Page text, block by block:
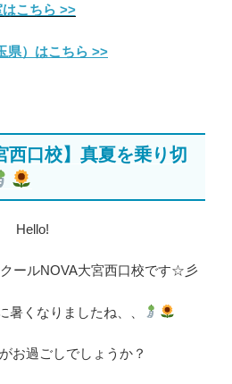
はこちら >>
県）はこちら >>
西口校】真夏を乗り切
Hello!
ールNOVA大宮西口校です☆彡
暑くなりましたね、、
お過ごしでしょうか？